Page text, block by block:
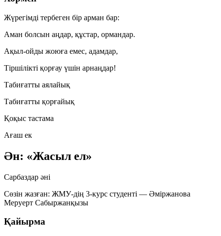
Жүрегімді тербеген бір арман бар:
Аман болсын аңдар, құстар, ормандар.
Ақыл-ойды жоюға емес, адамдар,
Тіршілікті қорғау үшін арнаңдар!
Табиғатты аялайық
Табиғатты қорғайық
Қоқыс тастама
Ағаш ек
Ән: «Жасыл ел»
Сарбаздар әні
Сөзін жазған: ЖМУ-дің 3-курс студенті — Әміржанова
Меруерт Сабыржанқызы
Қайырма